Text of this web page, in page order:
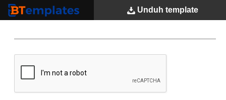
Unduh template